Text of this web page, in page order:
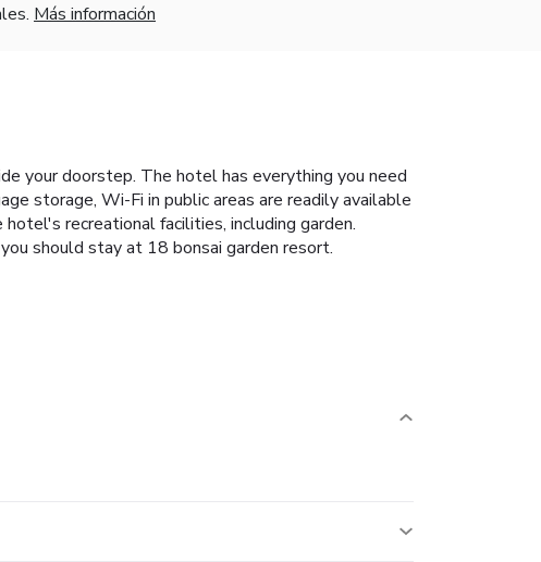
Más información
your doorstep. The hotel has everything you need
storage, Wi-Fi in public areas are readily available
recreational facilities, including garden.
should stay at 18 bonsai garden resort.